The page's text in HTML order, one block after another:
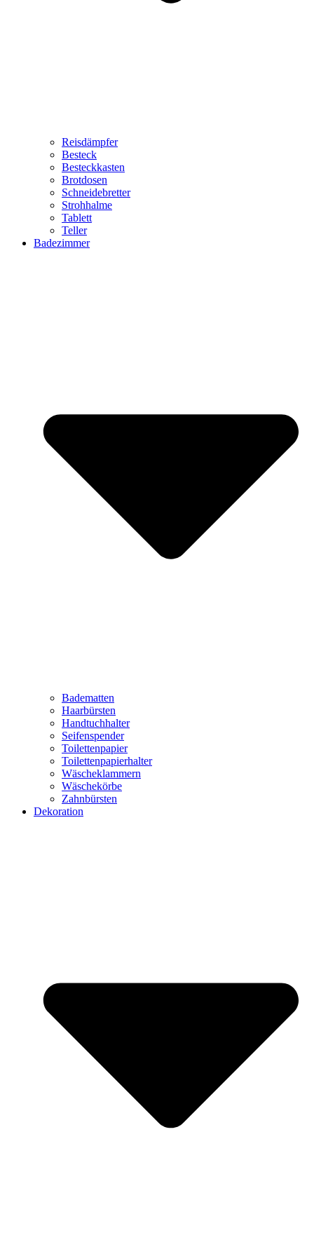
Reisdämpfer
Besteck
Besteckkasten
Brotdosen
Schneidebretter
Strohhalme
Tablett
Teller
Badezimmer
Badematten
Haarbürsten
Handtuchhalter
Seifenspender
Toilettenpapier
Toilettenpapierhalter
Wäscheklammern
Wäschekörbe
Zahnbürsten
Dekoration